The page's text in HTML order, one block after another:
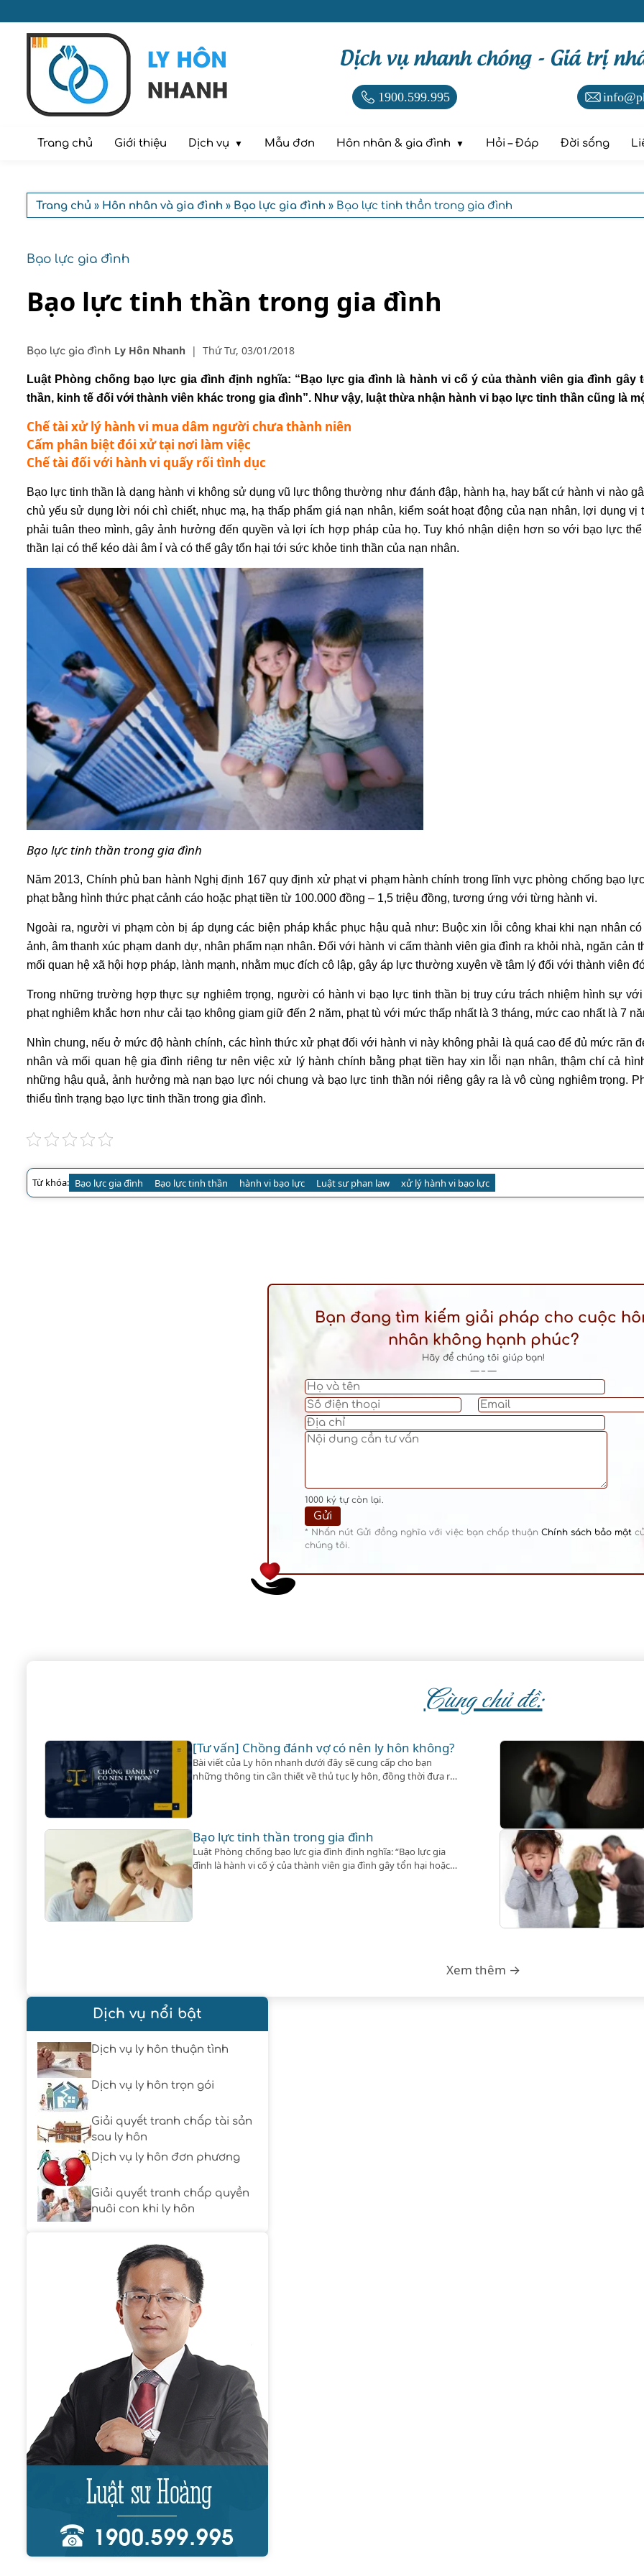
Dịch vụ nhanh chóng - Giá trị
1900.599.995
Trang chủ Giới thiệu Dịch vụ Mẫu đơn Hôn nhân & gia đình Hỏi – Đáp Đời sống
Trang chủ » Hôn nhân và gia đình » Bạo lực gia đình » Bạo lực tinh thần trong gia đình
Bạo lực gia đình
Bạo lực tinh thần trong gia đình
Bạo lực gia đình Ly Hôn Nhanh | Thứ Tư, 03/01/2018
Luật Phòng chống bạo lực gia đình định nghĩa: “Bạo lực gia đình là hành vi cố ý của thành viên gia đình
thần, kinh tế đối với thành viên khác trong gia đình”. Như vậy, luật thừa nhận hành vi bạo lực tinh thần cũng là
Chế tài xử lý hành vi mua dâm người chưa thành niên
Cấm phân biệt đói xử tại nơi làm việc
Chế tài đối với hành vi quấy rối tình dục
Bạo lực tinh thần là dạng hành vi không sử dụng vũ lực thông thường như đánh đập, hành hạ, hay bất cứ hành vi nào
chủ yếu sử dụng lời nói chì chiết, nhục mạ, hạ thấp phẩm giá nạn nhân, kiểm soát hoạt động của nạn nhân, lợi dụng
phải tuân theo mình, gây ảnh hưởng đến quyền và lợi ích hợp pháp của họ. Tuy khó nhận diện hơn so với bạo lực
thần lại có thể kéo dài âm ỉ và có thể gây tổn hại tới sức khỏe tinh thần của nạn nhân.
Bạo lực tinh thần trong gia đình
Năm 2013, Chính phủ ban hành Nghị định 167 quy định xử phạt vi phạm hành chính trong lĩnh vực phòng chống bạo
phạt bằng hình thức phạt cảnh cáo hoặc phạt tiền từ 100.000 đồng – 1,5 triệu đồng, tương ứng với từng hành vi.
Ngoài ra, người vi phạm còn bị áp dụng các biện pháp khắc phục hậu quả như: Buộc xin lỗi công khai khi nạn nhân
ảnh, âm thanh xúc phạm danh dự, nhân phẩm nạn nhân. Đối với hành vi cấm thành viên gia đình ra khỏi nhà, ngăn
mối quan hệ xã hội hợp pháp, lành mạnh, nhằm mục đích cô lập, gây áp lực thường xuyên về tâm lý đối với thành viên
Trong những trường hợp thực sự nghiêm trọng, người có hành vi bạo lực tinh thần bị truy cứu trách nhiệm hình sự
phạt nghiêm khắc hơn như cải tạo không giam giữ đến 2 năm, phạt tù với mức thấp nhất là 3 tháng, mức cao nhất là 7
Nhìn chung, nếu ở mức độ hành chính, các hình thức xử phạt đối với hành vi này không phải là quá cao để đủ mức răn
nhân và mối quan hệ gia đình riêng tư nên việc xử lý hành chính bằng phạt tiền hay xin lỗi nạn nhân, thậm chí cả
những hậu quả, ảnh hưởng mà nạn bạo lực nói chung và bạo lực tinh thần nói riêng gây ra là vô cùng nghiêm trọng.
thiểu tình trạng bạo lực tinh thần trong gia đình.
Từ khóa: Bạo lực gia đình Bạo lực tinh thần hành vi bạo lực Luật sư phan law xử lý hành vi bạo lực
Bạn đang tìm kiếm giải pháp cho cuộc
nhân không hạnh phúc?
Hãy để chúng tôi giúp bạn!
— – —
1000 ký tự còn lại.
* Nhấn nút Gửi đồng nghĩa với việc bạn chấp thuận Chính sách bảo mật
chúng tôi.
Cùng chủ đề:
[Tư vấn] Chồng đánh vợ có nên ly hôn không?
Bài viết của Ly hôn nhanh dưới đây sẽ cung cấp cho bạn
những thông tin cần thiết về thủ tục ly hôn, đồng thời đưa ra
Bạo lực tinh thần trong gia đình
Luật Phòng chống bạo lực gia đình định nghĩa: “Bạo lực gia
đình là hành vi cố ý của thành viên gia đình gây tổn hại hoặc
Xem thêm →
Dịch vụ nổi bật
Dịch vụ ly hôn thuận tình
Dịch vụ ly hôn trọn gói
Giải quyết tranh chấp tài sản
sau ly hôn
Dịch vụ ly hôn đơn phương
Giải quyết tranh chấp quyền
nuôi con khi ly hôn